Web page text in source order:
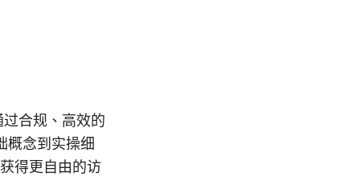
合规、高效的
概念到实操细
得更自由的访